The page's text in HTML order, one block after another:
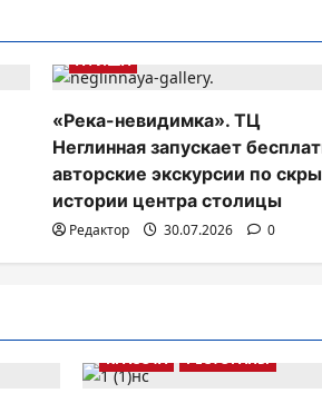
АФИША
«Река-невидимка». ТЦ
Неглинная запускает
авторские экскурсии по
истории центра столицы
Редактор 30.07.2026 0
КРАСОТА РЕСТОРАНЫ